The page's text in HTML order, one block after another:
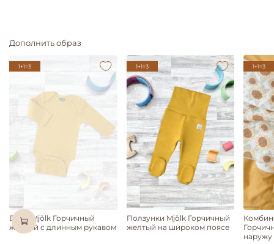
Дополнить образ
Нет в наличии
1+1=3
Боди Mjölk Горчичный
желтый с длинным рукавом
1+1=3
Ползунки Mjölk Горчичный
желтый на широком поясе
1+1=3
наружу